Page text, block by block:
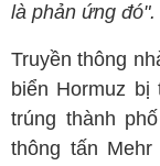
là phản ứng đó".
Truyền thông
biển Hormuz
trúng thành
thông tấn